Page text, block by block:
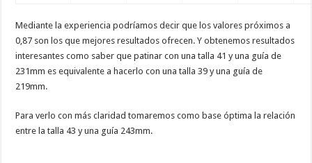
Mediante la experiencia podríamos decir que los valores próximos a
0,87 son los que mejores resultados ofrecen. Y obtenemos resultados
interesantes como saber que patinar con una talla 41 y una guía de
231mm es equivalente a hacerlo con una talla 39 y una guía de
219mm.
Para verlo con más claridad tomaremos como base óptima la relación
entre la talla 43 y una guía 243mm.